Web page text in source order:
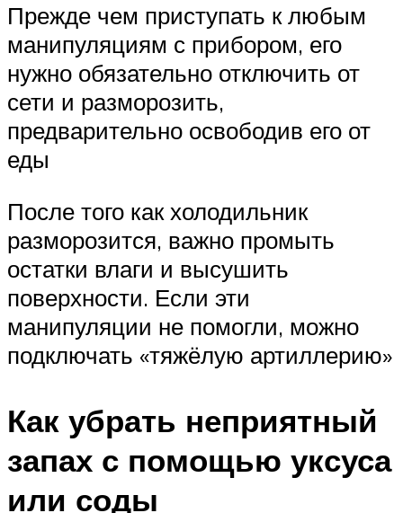
Прежде чем приступать к любым
манипуляциям с прибором, его
нужно обязательно отключить от
сети и разморозить,
предварительно освободив его от
еды
После того как холодильник
разморозится, важно промыть
остатки влаги и высушить
поверхности. Если эти
манипуляции не помогли, можно
подключать «тяжёлую артиллерию»
Как убрать неприятный
запах с помощью уксуса
или соды